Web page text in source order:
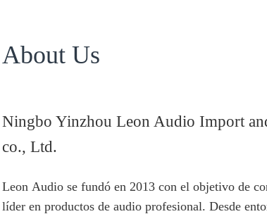
About Us
Ningbo Yinzhou Leon Audio Import
co., Ltd.
Leon Audio se fundó en 2013 con el objetivo de
líder en productos de audio profesional. Desde